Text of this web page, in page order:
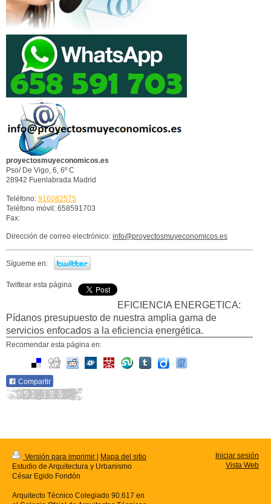
proyectosmuyeconomicos.es
Pso/ De Vigo, 6, 6º C
28942 Fuenlabrada Madrid
Teléfono: 916082575
Teléfono móvil: 658591703
Fax:
Dirección de correo electrónico: info@proyectosmuyeconomicos.es
Sígueme en:
Twittear esta página
EFICIENCIA ENERGETICA:
Pídanos presupuesto de nuestra amplia gama de
servicios enfocados a la eficiencia energética.
Recomendar esta página en:
Compartir
Versión para imprimir
Mapa del sitio
Estudio de Arquitectura y Urbanismo
César Egido Fondón
Arquitecto Técnico Colegiado 90.617 en
Iniciar sesión
Vista Web